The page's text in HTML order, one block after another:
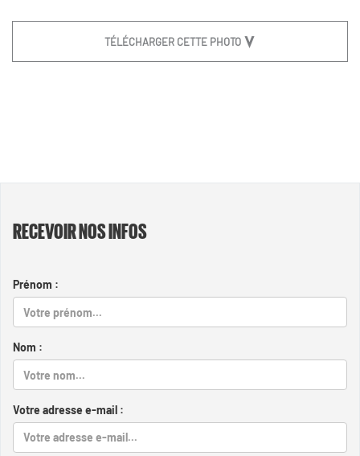
TÉLÉCHARGER CETTE PHOTO
RECEVOIR NOS INFOS
Prénom :
Nom :
Votre adresse e-mail :